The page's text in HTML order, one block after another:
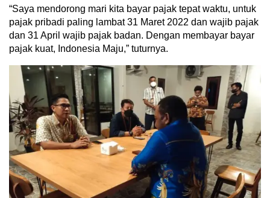
“Saya mendorong mari kita bayar pajak tepat waktu, untuk
pajak pribadi paling lambat 31 Maret 2022 dan wajib pajak
dan 31 April wajib pajak badan. Dengan membayar bayar
pajak kuat, Indonesia Maju,” tuturnya.